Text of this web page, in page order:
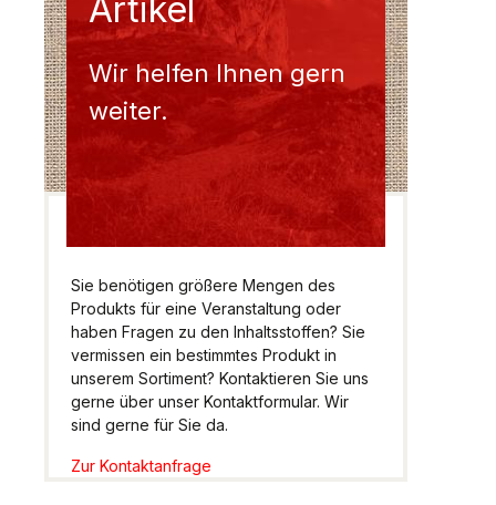
Artikel
Wir helfen Ihnen gern
weiter.
Sie benötigen größere Mengen des
Produkts für eine Veranstaltung oder
haben Fragen zu den Inhaltsstoffen? Sie
vermissen ein bestimmtes Produkt in
unserem Sortiment? Kontaktieren Sie uns
gerne über unser Kontaktformular. Wir
sind gerne für Sie da.
Zur Kontaktanfrage